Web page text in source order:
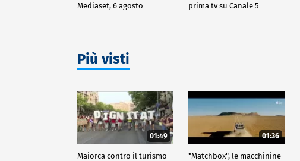
Mediaset, 6 agosto
prima tv su Canale 5
Più visti
01:49
Maiorca contro il turismo
01:36
"Matchbox", le macchinine